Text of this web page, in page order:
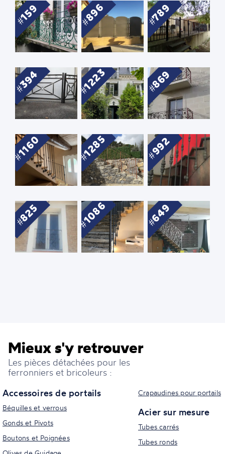
159 896 789
394 1223 869
1160 1285 992
825 1086 649
Mieux s'y retrouver
Les pièces détachées pour les
ferronniers et bricoleurs :
Accessoires de portails
Béquilles et verrous
Gonds et Pivots
Boutons et Poignées
Crapaudines pour portails
Acier sur mesure
Tubes carrés
Tubes ronds